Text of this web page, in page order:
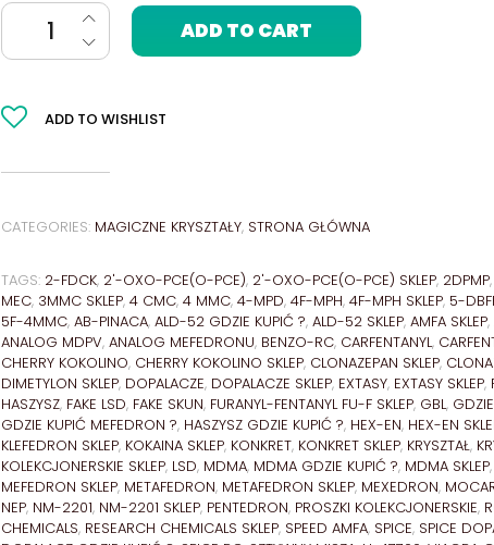
Extasy (MDMA) 1 gram quantity
ADD TO CART
ADD TO WISHLIST
CATEGORIES: MAGICZNE KRYSZTAŁY, STRONA GŁÓWNA
TAGS: 2-FDCK, 2'-OXO-PCE(O-PCE), 2'-OXO-PCE(O-PCE) SKLEP, 2DPMP,
MEC, 3MMC SKLEP, 4 CMC, 4 MMC, 4-MPD, 4F-MPH, 4F-MPH SKLEP, 5-
5F-4MMC, AB-PINACA, ALD-52 GDZIE KUPIĆ ?, ALD-52 SKLEP, AMFA SKLEP,
ANALOG MDPV, ANALOG MEFEDRONU, BENZO-RC, CARFENTANYL,
CHERRY KOKOLINO, CHERRY KOKOLINO SKLEP, CLONAZEPAN SKLEP,
DIMETYLON SKLEP, DOPALACZE, DOPALACZE SKLEP, EXTASY, EXTASY SKLEP,
HASZYSZ, FAKE LSD, FAKE SKUN, FURANYL-FENTANYL FU-F SKLEP, GBL,
GDZIE KUPIĆ MEFEDRON ?, HASZYSZ GDZIE KUPIĆ ?, HEX-EN, HEX-EN
KLEFEDRON SKLEP, KOKAINA SKLEP, KONKRET, KONKRET SKLEP, KRYSZTAŁ,
KOLEKCJONERSKIE SKLEP, LSD, MDMA, MDMA GDZIE KUPIĆ ?, MDMA SKLEP,
MEFEDRON SKLEP, METAFEDRON, METAFEDRON SKLEP, MEXEDRON,
NEP, NM-2201, NM-2201 SKLEP, PENTEDRON, PROSZKI KOLEKCJONERSKIE,
CHEMICALS, RESEARCH CHEMICALS SKLEP, SPEED AMFA, SPICE, SPICE